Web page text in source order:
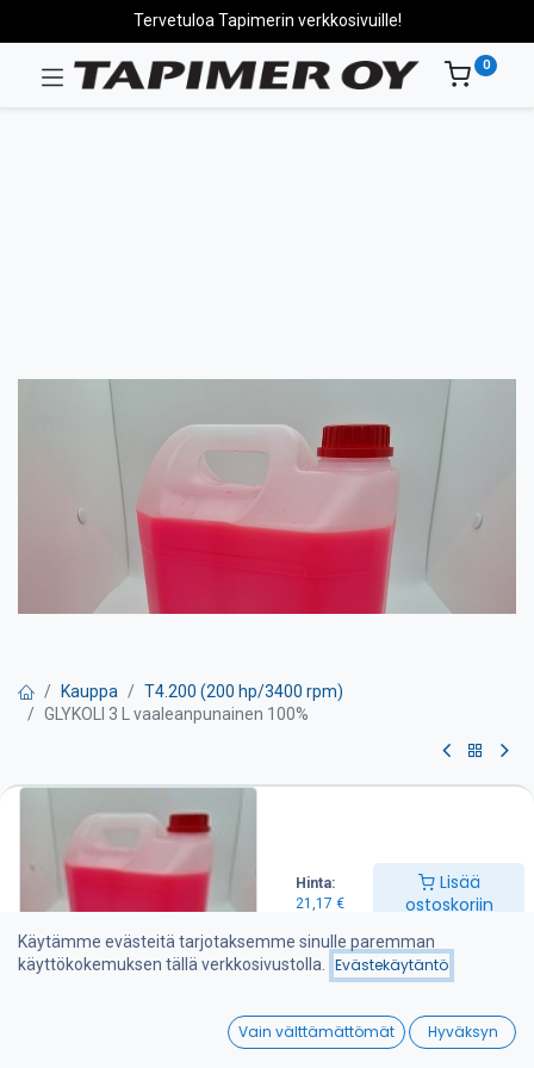
Hinta:
21,17 €
Lisää
ostoskoriin
Wishlist
Tervetuloa Tapimerin verkkosivuille!
0
Kauppa
T4.200 (200 hp/3400 rpm)
GLYKOLI 3 L vaaleanpunainen 100%
GLYKOLI 3 L vaaleanpunainen
100%
3L G11 pitkän vaihtovälin laimentamaton jäähdytysneste.
Soveltuu myös runsaasti alumiinia sisältäviin moottoreihin.
Täyttää useimpien OEM- moottorinvalmistajien uusimmat
Käytämme evästeitä tarjotaksemme sinulle paremman
käyttökokemuksen tällä verkkosivustolla.
Evästekäytäntö
Vain välttämättömät Hyväksyn